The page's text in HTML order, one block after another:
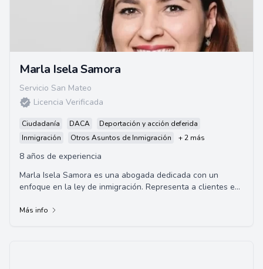
Marla Isela Samora
Servicio San Mateo
Licencia Verificada
Ciudadanía DACA
Deportación y acción deferida
Inmigración
Otros Asuntos de Inmigración + 2 más
8 años de experiencia
Marla Isela Samora es una abogada dedicada con un
enfoque en la ley de inmigración. Representa a clientes en
Más info